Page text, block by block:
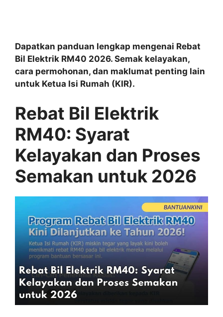
Dapatkan panduan lengkap mengenai Rebat
Bil Elektrik RM40 2026. Semak kelayakan,
cara permohonan, dan maklumat penting lain
untuk Ketua Isi Rumah (KIR).
Rebat Bil Elektrik
RM40: Syarat
Kelayakan dan Proses
Semakan untuk 2026